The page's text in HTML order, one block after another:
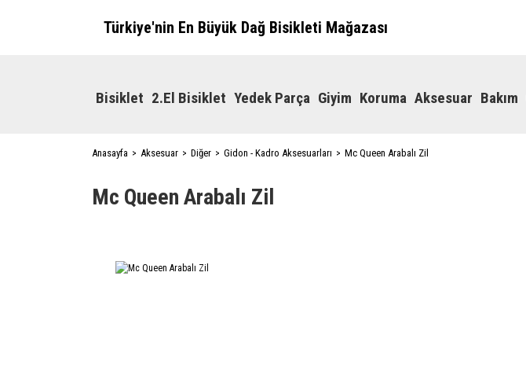
Türkiye'nin En Büyük Dağ Bisikleti Mağazası
Bisiklet 2.El Bisiklet Yedek Parça Giyim Koruma Aksesuar Bakım
Anasayfa Aksesuar Diğer Gidon - Kadro Aksesuarları Mc Queen Arabalı Zil
Mc Queen Arabalı Zil